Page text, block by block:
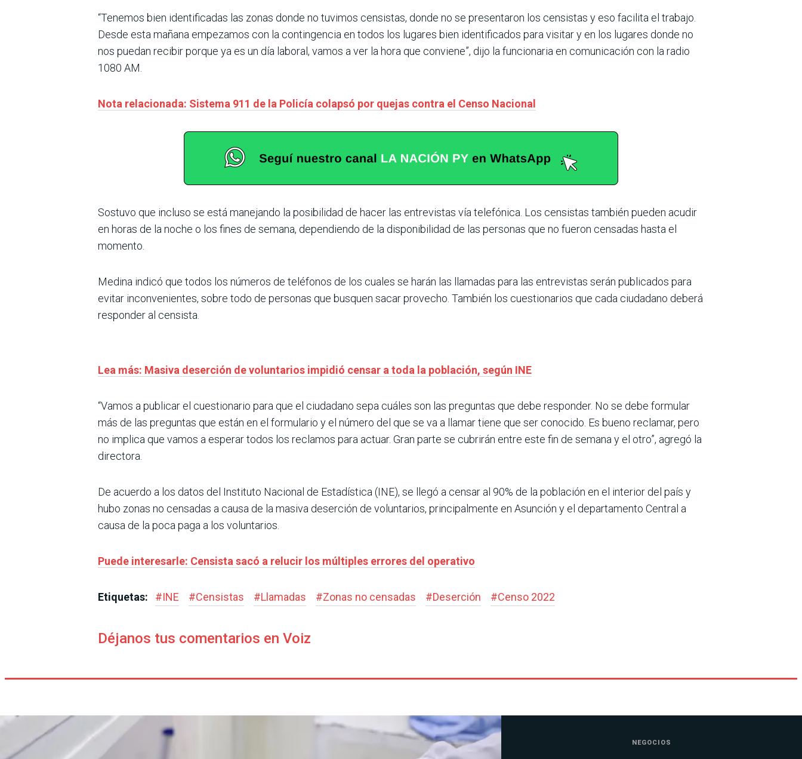
“Tenemos bien identificadas las zonas donde no tuvimos censistas, donde no se presentaron los censistas y eso facilita el trabajo.
Desde esta mañana empezamos con la contingencia en todos los lugares bien identificados para visitar y en los lugares donde no
nos puedan recibir porque ya es un día laboral, vamos a ver la hora que conviene”, dijo la funcionaria en comunicación con la radio
1080 AM.
Nota relacionada: Sistema 911 de la Policía colapsó por quejas contra el Censo Nacional
Sostuvo que incluso se está manejando la posibilidad de hacer las entrevistas vía telefónica. Los censistas también pueden acudir
en horas de la noche o los fines de semana, dependiendo de la disponibilidad de las personas que no fueron censadas hasta el
momento.
Medina indicó que todos los números de teléfonos de los cuales se harán las llamadas para las entrevistas serán publicados para
evitar inconvenientes, sobre todo de personas que busquen sacar provecho. También los cuestionarios que cada ciudadano deberá
responder al censista.
Lea más: Masiva deserción de voluntarios impidió censar a toda la población, según INE
“Vamos a publicar el cuestionario para que el ciudadano sepa cuáles son las preguntas que debe responder. No se debe formular
más de las preguntas que están en el formulario y el número del que se va a llamar tiene que ser conocido. Es bueno reclamar, pero
no implica que vamos a esperar todos los reclamos para actuar. Gran parte se cubrirán entre este fin de semana y el otro”, agregó la
directora.
De acuerdo a los datos del Instituto Nacional de Estadística (INE), se llegó a censar al 90% de la población en el interior del país y
hubo zonas no censadas a causa de la masiva deserción de voluntarios, principalmente en Asunción y el departamento Central a
causa de la poca paga a los voluntarios.
Puede interesarle: Censista sacó a relucir los múltiples errores del operativo
Etiquetas: #INE #Censistas #Llamadas #Zonas no censadas #Deserción #Censo 2022
Déjanos tus comentarios en Voiz
NEGOCIOS